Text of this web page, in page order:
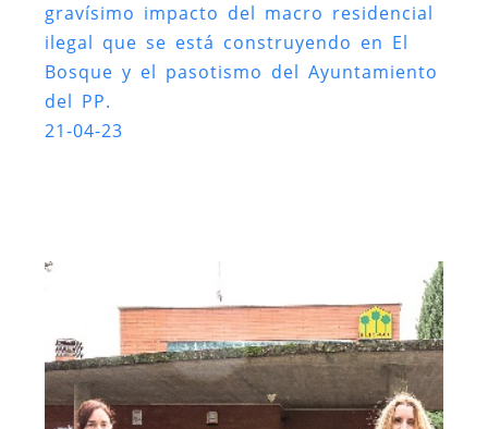
gravísimo impacto del macro residencial
ilegal que se está construyendo en El
Bosque y el pasotismo del Ayuntamiento
del PP.
21-04-23